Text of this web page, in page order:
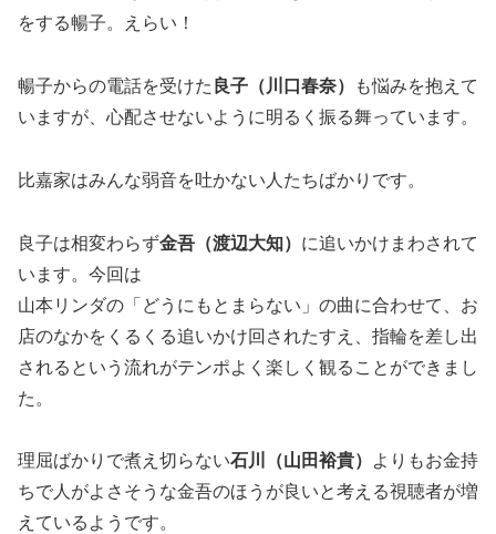
をする暢子。えらい！
暢子からの電話を受けた 良子（川口春奈）
も悩みを抱えて
いますが、心配させないように明るく振る舞っています。
比嘉家はみんな弱音を吐かない人たちばかりです。
良子は相変わらず金吾（渡辺大知） に追いかけまわされて
います。今回は
山本リンダの「どうにもとまらない」の曲に合わせて、お
店のなかをくるくる追いかけ回されたすえ、指輪を差し出
されるという流れがテンポよく楽しく観ることができまし
た。
理屈ばかりで煮え切らない石川（山田裕貴）
よりもお金持
ちで人がよさそうな金吾のほうが良いと考える視聴者が増
えているようです。